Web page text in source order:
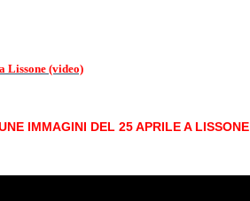
Lissone (video)
IMMAGINI DEL 25 APRILE A LISSONE